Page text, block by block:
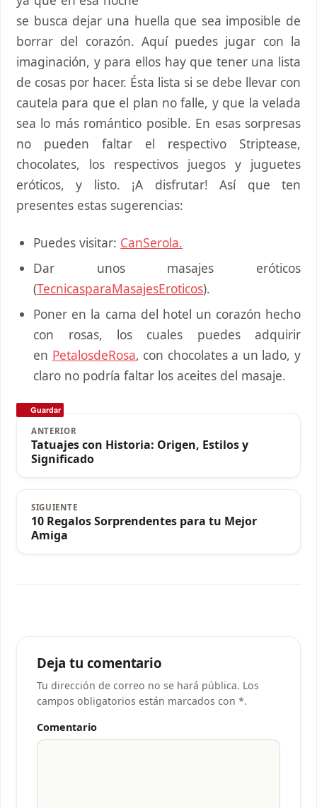
se busca dejar una huella que sea imposible de
borrar del corazón. Aquí puedes jugar con la
imaginación, y para ellos hay que tener una lista
de cosas por hacer. Ésta lista si se debe llevar con
cautela para que el plan no falle, y que la velada
sea lo más romántico posible. En esas sorpresas
no pueden faltar el respectivo Striptease,
chocolates, los respectivos juegos y juguetes
eróticos, y listo. ¡A disfrutar! Así que ten
presentes estas sugerencias:
Puedes visitar: CanSerola.
Dar unos masajes eróticos
(TecnicasparaMasajesEroticos).
Poner en la cama del hotel un corazón hecho
con rosas, los cuales puedes adquirir
en PetalosdeRosa, con chocolates a un lado, y
claro no podría faltar los aceites del masaje.
Guardar
ANTERIOR
Tatuajes con Historia: Origen, Estilos y
Significado
SIGUIENTE
10 Regalos Sorprendentes para tu Mejor
Amiga
Deja tu comentario
Tu dirección de correo no se hará pública. Los
campos obligatorios están marcados con *.
Comentario